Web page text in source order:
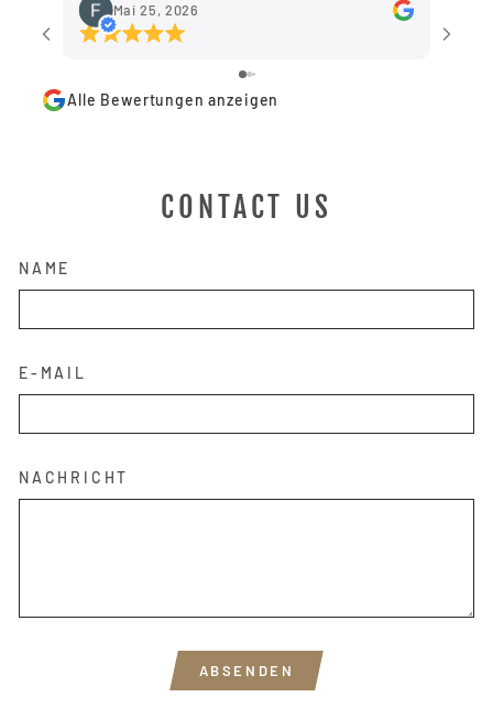
Mai 25, 2026
Alle Bewertungen anzeigen
CONTACT US
NAME
E-MAIL
NACHRICHT
ABSENDEN